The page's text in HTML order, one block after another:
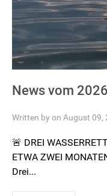
News vom
Written by on August 09,
🚨 DREI
ETWA ZWEI
Drei...